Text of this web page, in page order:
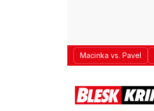
Macinka vs. Pavel